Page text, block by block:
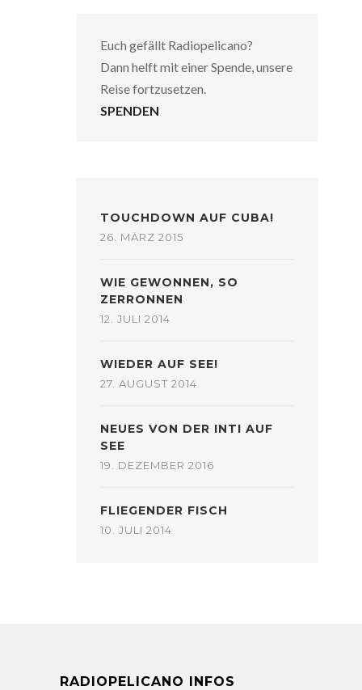
Euch gefällt Radiopelicano?
Dann helft mit einer Spende, unsere
Reise fortzusetzen.
SPENDEN
TOUCHDOWN AUF CUBA!
26. MÄRZ 2015
WIE GEWONNEN, SO
ZERRONNEN
12. JULI 2014
WIEDER AUF SEE!
27. AUGUST 2014
NEUES VON DER INTI AUF
SEE
19. DEZEMBER 2016
FLIEGENDER FISCH
10. JULI 2014
RADIOPELICANO INFOS